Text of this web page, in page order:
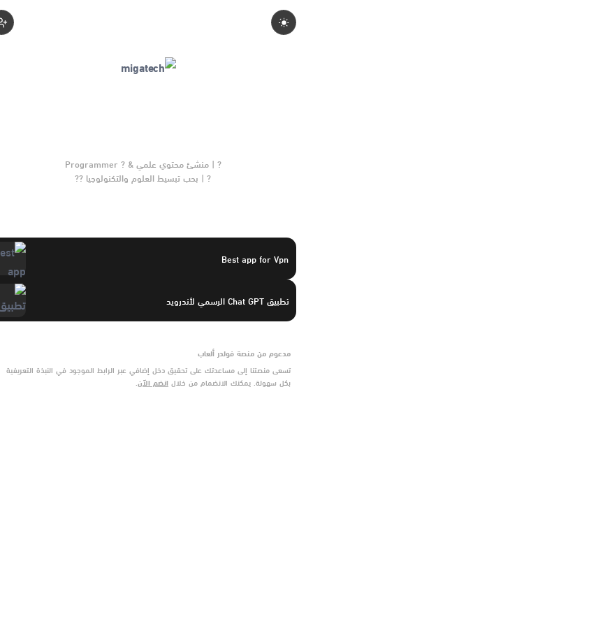
? | بحب تبسيط العلوم والتكنولوجيا ??
Best app for Vpn
تطبيق Chat GPT الرسمي لأندرويد
مدعوم من منصة فولدر ألعاب
تسعى منصتنا إلى مساعدتك على تحقيق دخل إضافي عبر الرابط الموجود في النبذة التعريفية
بكل سهولة. يمكنك الانضمام من خلال انضم الآن